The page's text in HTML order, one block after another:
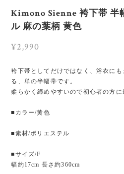
Kimono Sienne 袴下帯 半
ル 麻の葉柄 黄色
¥2,990
袴下帯としてだけではなく、浴衣にも
る、単の半幅帯です。
柔らかく締めやすいので初心者の方に
■カラー/黄色
■素材/ポリエステル
■サイズ/F
幅約17cm 長さ約360cm